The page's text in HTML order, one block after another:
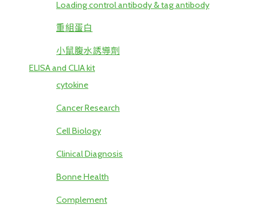
Loading control antibody & tag antibody
重組蛋白
小鼠腹水誘導劑
ELISA and CLIA kit
cytokine
Cancer Research
Cell Biology
Clinical Diagnosis
Bonne Health
Complement